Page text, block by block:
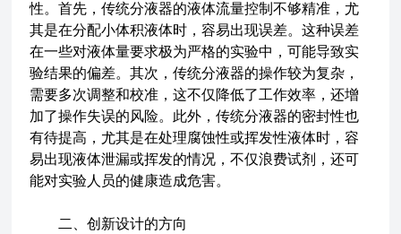
性。首先，传统分液器的液体流量控制不够精准，尤
其是在分配小体积液体时，容易出现误差。这种误差
在一些对液体量要求极为严格的实验中，可能导致实
验结果的偏差。其次，传统分液器的操作较为复杂，
需要多次调整和校准，这不仅降低了工作效率，还增
加了操作失误的风险。此外，传统分液器的密封性也
有待提高，尤其是在处理腐蚀性或挥发性液体时，容
易出现液体泄漏或挥发的情况，不仅浪费试剂，还可
能对实验人员的健康造成危害。
二、创新设计的方向